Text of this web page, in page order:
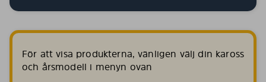
För att visa produkterna, vänligen välj din kaross
och årsmodell i menyn ovan